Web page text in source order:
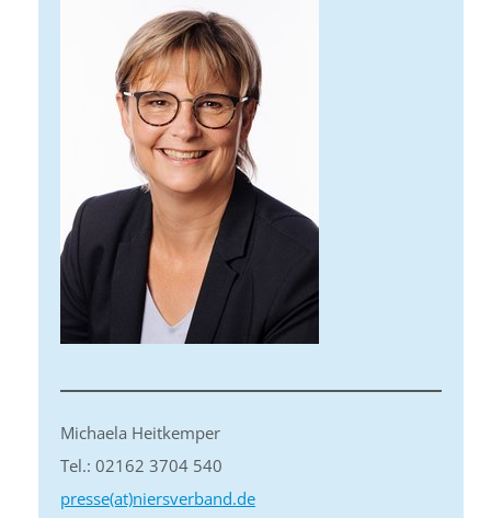
Michaela Heitkemper
Tel.: 02162 3704 540
presse(at)niersverband.de